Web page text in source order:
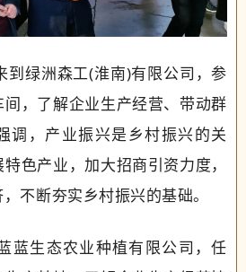
绿洲森工(淮南)有限公司，参
，了解企业生产经营、带动群
调，产业振兴是乡村振兴的关
色产业，加大招商引资力度，
不断夯实乡村振兴的基础。
生态农业种植有限公司，任